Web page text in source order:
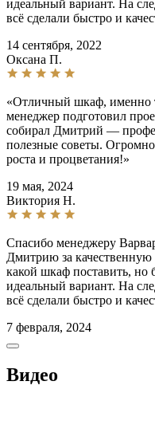
идеальный вариант. На
всё сделали быстро и
14 сентября, 2022
Оксана П.
«Отличный шкаф, именно
менеджер подготовил
собирал Дмитрий —
полезные советы.
роста и процветания!»
19 мая, 2024
Виктория Н.
Спасибо менеджеру
Дмитрию за качественную
какой шкаф поставить, но
идеальный вариант. На
всё сделали быстро и
7 февраля, 2024
Видео